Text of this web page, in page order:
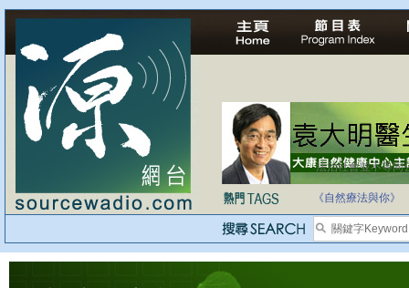
法治社會並不等同
自家教育合法化-
《自然療法與你》